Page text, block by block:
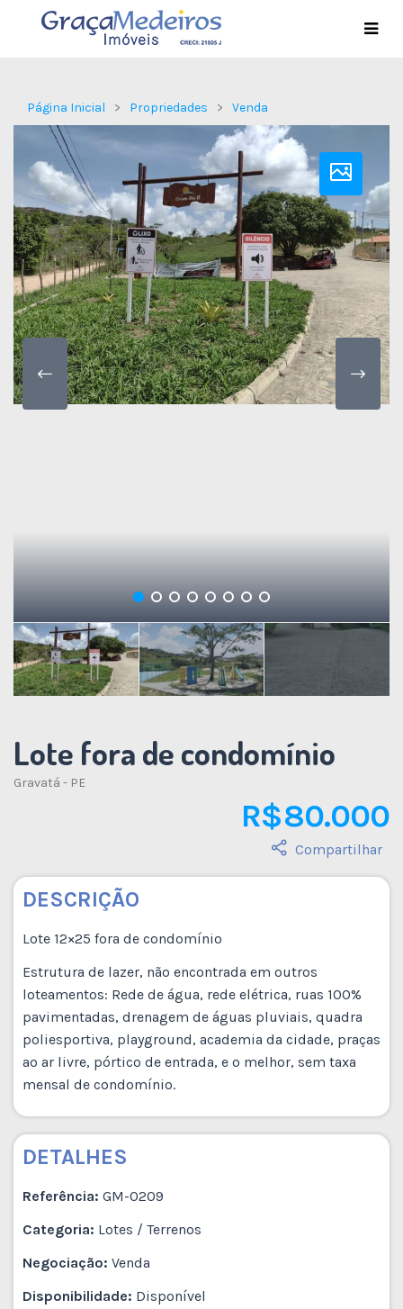
Página Inicial Propriedades Venda
Lote fora de condomínio
Gravatá - PE
R$ 80.000
Compartilhar
DESCRIÇÃO
Lote 12×25 fora de condomínio
Estrutura de lazer, não encontrada em outros
loteamentos: Rede de água, rede elétrica, ruas 100%
pavimentadas, drenagem de águas pluviais, quadra
poliesportiva, playground, academia da cidade, praças
ao ar livre, pórtico de entrada, e o melhor, sem taxa
mensal de condomínio.
DETALHES
Referência: GM-0209
Categoria: Lotes / Terrenos
Negociação: Venda
Disponibilidade: Disponível